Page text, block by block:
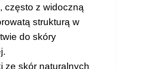
często z widoczną
strukturą w
do skóry
ze skór naturalnych